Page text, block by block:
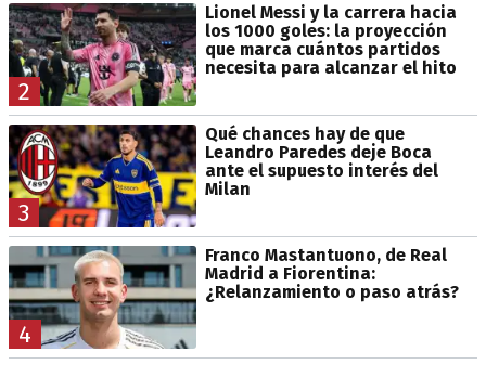
2
Lionel Messi y la carrera hacia
los 1000 goles: la proyección
que marca cuántos partidos
necesita para alcanzar el hito
3
Qué chances hay de que
Leandro Paredes deje Boca
ante el supuesto interés del
Milan
4
Franco Mastantuono, de Real
Madrid a Fiorentina:
¿Relanzamiento o paso atrás?